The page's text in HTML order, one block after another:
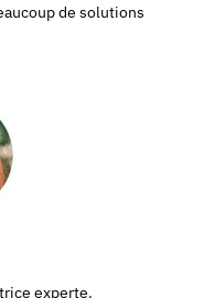
de solutions
experte.